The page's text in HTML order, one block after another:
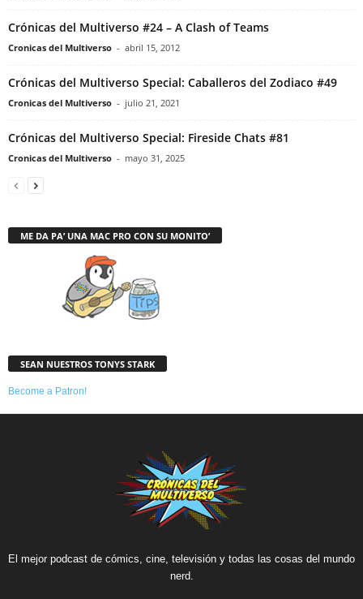
Crónicas del Multiverso #24 – A Clash of Teams
Cronicas del Multiverso - abril 15, 2012
Crónicas del Multiverso Special: Caballeros del Zodiaco #49
Cronicas del Multiverso - julio 21, 2021
Crónicas del Multiverso Special: Fireside Chats #81
Cronicas del Multiverso - mayo 31, 2025
ME DA PA’ UNA MAC PRO CON SU MONITO’
SEAN NUESTROS TONYS STARK
Become a Patron!
El mejor podcast de cómics, cine, televisión y todas las cosas del mundo
nerd.